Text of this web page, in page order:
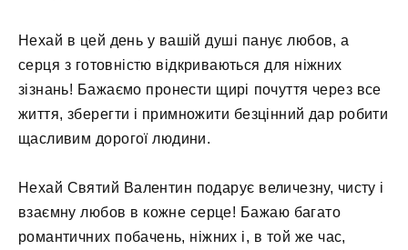
Нехай в цей день у вашій душі панує любов, а
серця з готовністю відкриваються для ніжних
зізнань! Бажаємо пронести щирі почуття через все
життя, зберегти і примножити безцінний дар робити
щасливим дорогої людини.
Нехай Святий Валентин подарує величезну, чисту і
взаємну любов в кожне серце! Бажаю багато
романтичних побачень, ніжних і, в той же час,